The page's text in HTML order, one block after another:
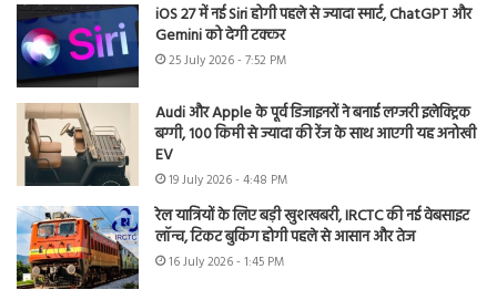
iOS 27 में नई Siri होगी पहले से ज्यादा स्मार्ट, ChatGPT और
Gemini को देगी टक्कर
25 July 2026 - 7:52 PM
Audi और Apple के पूर्व डिजाइनरों ने बनाई लग्जरी इलेक्ट्रिक
बग्गी, 100 किमी से ज्यादा की रेंज के साथ आएगी यह अनोखी
EV
19 July 2026 - 4:48 PM
रेल यात्रियों के लिए बड़ी खुशखबरी, IRCTC की नई वेबसाइट
लॉन्च, टिकट बुकिंग होगी पहले से आसान और तेज
16 July 2026 - 1:45 PM